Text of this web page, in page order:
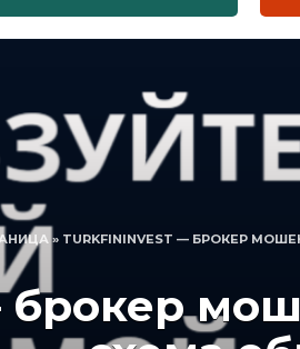
» TURKFININVEST — БРОКЕР